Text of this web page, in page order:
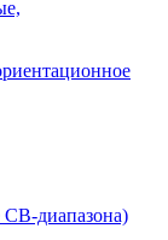
диапазона)